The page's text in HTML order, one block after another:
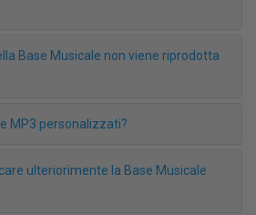
Base Musicale non viene riprodotta
MP3 personalizzati?
ulteriorimente la Base Musicale